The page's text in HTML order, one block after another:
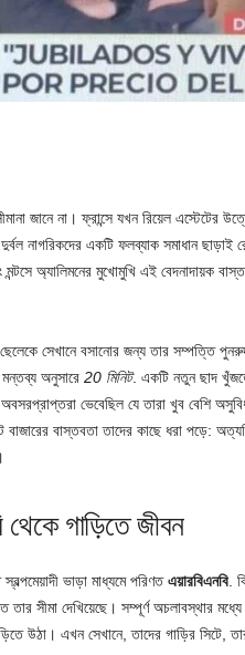
জানে না। ফ্রান্সে যখন রিয়েল এস্টেটের
নাগরিকদের একটি ফলব্যাক সমাধান ছাড়াই
মন্টসে অ্যালিমনের মুখোমুখি এই বেদনাদায়ক
সেখানে বসানোর জন্য তার সম্পত্তি
মন্তব্য অনুসারে 20 মিনিট. একটি নতুন ছাদ
ভেবেছিল যে তারা খুব বেশি
বাজারের বাস্তবতা তাদের কাছে ধরা পড়ে:
থেকে গাড়িতে জীবন
ভাড়া মাধ্যমে পরিণতএয়ারবিএনবি.
তার সীমা দেখিয়েছে। সম্পূর্ণ অচলাবস্থার
উঠা। এখন সেখানে, তাদের গাড়ির সিটে,